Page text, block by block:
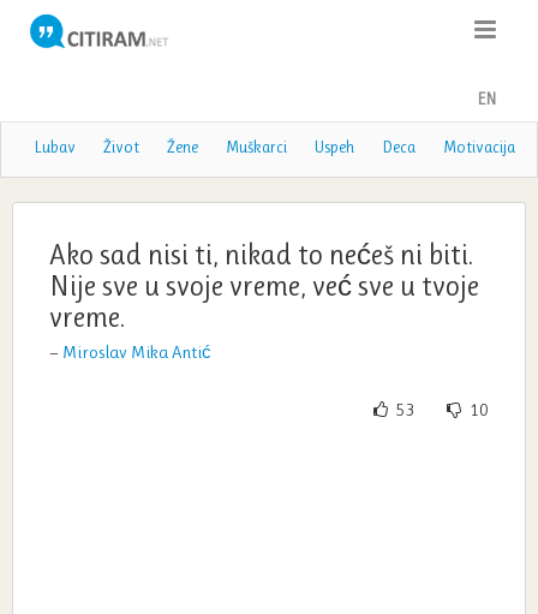
Poslovice
Teme
Autori
EN
Lubav Život Žene Muškarci Uspeh Deca Motivacija
Ako sad nisi ti, nikad to nećeš ni biti.
Nije sve u svoje vreme, već sve u tvoje
vreme.
— Miroslav Mika Antić
53 10